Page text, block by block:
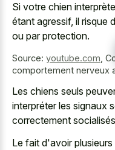
Si votre chien
étant agressif, il risque
ou par protection.
Source: youtube.com
comportement nerveux
Les chiens seuls
interpréter les signaux
correctement
Le fait d'avoir